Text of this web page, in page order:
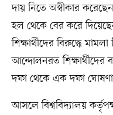
দায় নিতে অস্বীকার
হল থেকে বের করে
শিক্ষার্থীদের বিরুদ্ধে
আন্দোলনরত শিক্ষার্থীদের
দফা থেকে এক দফা ঘোষণা
আসলে বিশ্ববিদ্যালয়